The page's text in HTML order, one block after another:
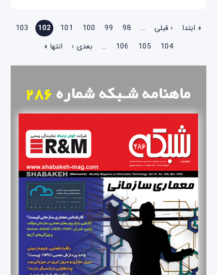
صفحه‌ها
« ابتدا ‹ قبلی …
98
99
100
101
102
103
104
105
106
… بعدی › انتها »